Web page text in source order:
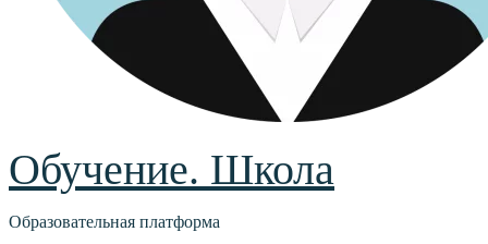
Обучение. Школа
Образовательная платформа